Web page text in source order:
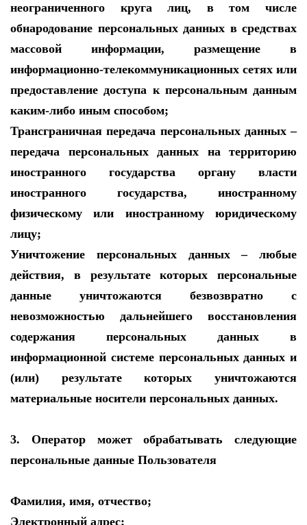
неограниченного круга лиц, в том числе
обнародование персональных данных в средствах
массовой информации, размещение в
информационно-телекоммуникационных сетях или
предоставление доступа к персональным данным
каким-либо иным способом;
Трансграничная передача персональных данных –
передача персональных данных на территорию
иностранного государства органу власти
иностранного государства, иностранному
физическому или иностранному юридическому
лицу;
Уничтожение персональных данных – любые
действия, в результате которых персональные
данные уничтожаются безвозвратно с
невозможностью дальнейшего восстановления
содержания персональных данных в
информационной системе персональных данных и
(или) результате которых уничтожаются
материальные носители персональных данных.
3. Оператор может обрабатывать следующие
персональные данные Пользователя
Фамилия, имя, отчество;
Электронный адрес;